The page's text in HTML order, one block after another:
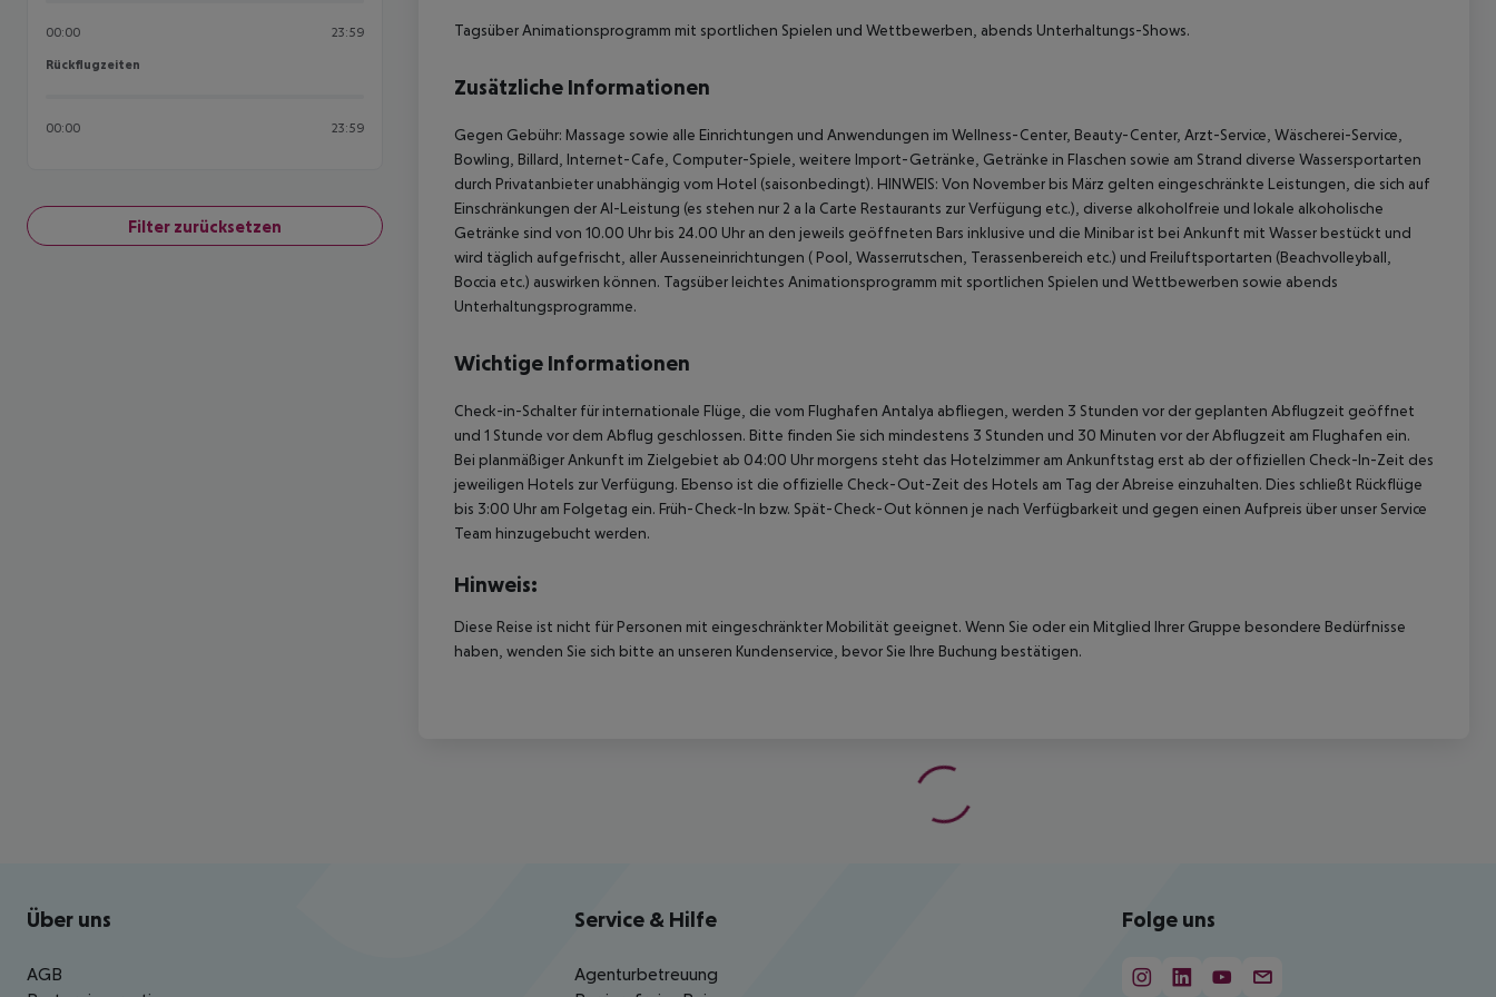
00:00 23:59
Rückflugzeiten
Rückflugzeiten
00:00 23:59
Filter zurücksetzen
Tagsüber Animationsprogramm mit sportlichen Spielen und Wettbewerben, abends Unterhaltungs-Shows.
Zusätzliche Informationen
Gegen Gebühr: Massage sowie alle Einrichtungen und Anwendungen im Wellness-Center, Beauty-Center, Arzt-Service, Wäscherei-Service,
Bowling, Billard, Internet-Cafe, Computer-Spiele, weitere Import-Getränke, Getränke in Flaschen sowie am Strand diverse Wassersportarten
durch Privatanbieter unabhängig vom Hotel (saisonbedingt). HINWEIS: Von November bis März gelten eingeschränkte Leistungen, die sich auf
Einschränkungen der AI-Leistung (es stehen nur 2 a la Carte Restaurants zur Verfügung etc.), diverse alkoholfreie und lokale alkoholische
Getränke sind von 10.00 Uhr bis 24.00 Uhr an den jeweils geöffneten Bars inklusive und die Minibar ist bei Ankunft mit Wasser bestückt und
wird täglich aufgefrischt, aller Ausseneinrichtungen ( Pool, Wasserrutschen, Terassenbereich etc.) und Freiluftsportarten (Beachvolleyball,
Boccia etc.) auswirken können. Tagsüber leichtes Animationsprogramm mit sportlichen Spielen und Wettbewerben sowie abends
Unterhaltungsprogramme.
Wichtige Informationen
Check-in-Schalter für internationale Flüge, die vom Flughafen Antalya abfliegen, werden 3 Stunden vor der geplanten Abflugzeit geöffnet
und 1 Stunde vor dem Abflug geschlossen. Bitte finden Sie sich mindestens 3 Stunden und 30 Minuten vor der Abflugzeit am Flughafen ein.
Bei planmäßiger Ankunft im Zielgebiet ab 04:00 Uhr morgens steht das Hotelzimmer am Ankunftstag erst ab der offiziellen Check-In-Zeit des
jeweiligen Hotels zur Verfügung. Ebenso ist die offizielle Check-Out-Zeit des Hotels am Tag der Abreise einzuhalten. Dies schließt Rückflüge
bis 3:00 Uhr am Folgetag ein. Früh-Check-In bzw. Spät-Check-Out können je nach Verfügbarkeit und gegen einen Aufpreis über unser Service
Team hinzugebucht werden.
Hinweis:
Diese Reise ist nicht für Personen mit eingeschränkter Mobilität geeignet. Wenn Sie oder ein Mitglied Ihrer Gruppe besondere Bedürfnisse
haben, wenden Sie sich bitte an unseren Kundenservice, bevor Sie Ihre Buchung bestätigen.
Footer navigation
Über uns
AGB
Service & Hilfe
Agenturbetreuung
Folge uns